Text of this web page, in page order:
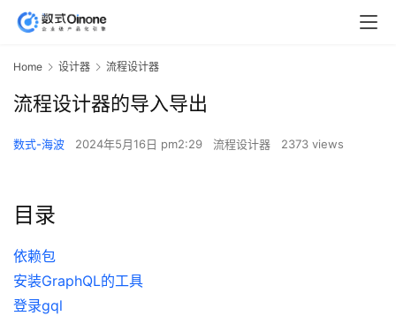
Home 设计器 流程设计器
流程设计器的导入导出
数式-海波 2024年5月16日 pm2:29 流程设计器 2373 views
目录
依赖包
安装GraphQL的工具
登录gql